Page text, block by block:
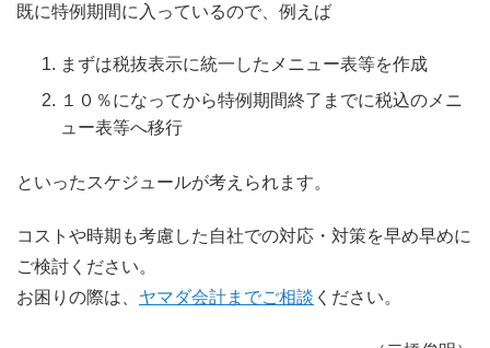
既に特例期間に入っているので、例えば
まずは税抜表示に統一したメニュー表等を作成
１０％になってから特例期間終了までに税込のメニ
ュー表等へ移行
といったスケジュールが考えられます。
コストや時期も考慮した自社での対応・対策を早め早めに
ご検討ください。
お困りの際は、 ヤマダ会計までご相談 ください。